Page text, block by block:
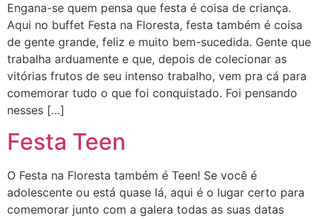
Engana-se quem pensa que festa é coisa de criança.
Aqui no buffet Festa na Floresta, festa também é coisa
de gente grande, feliz e muito bem-sucedida. Gente que
trabalha arduamente e que, depois de colecionar as
vitórias frutos de seu intenso trabalho, vem pra cá para
comemorar tudo o que foi conquistado. Foi pensando
nesses […]
Festa Teen
O Festa na Floresta também é Teen! Se você é
adolescente ou está quase lá, aqui é o lugar certo para
comemorar junto com a galera todas as suas datas